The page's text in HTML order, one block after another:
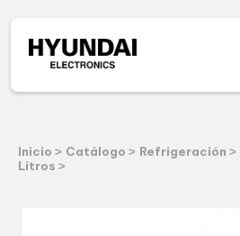
Inicio > Catálogo > Refrigeración >
Litros >